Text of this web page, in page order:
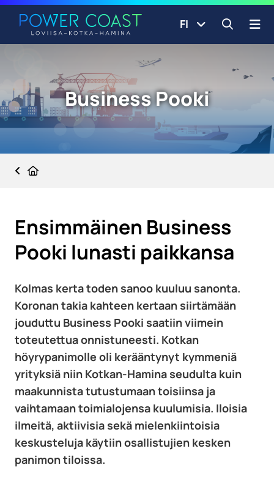
Siirry sisältöön
FI Avaa
Business Pooki
Ensimmäinen Business
Pooki lunasti paikkansa
Kolmas kerta toden sanoo kuuluu sanonta.
Koronan takia kahteen kertaan siirtämään
jouduttu Business Pooki saatiin viimein
toteutettua onnistuneesti. Kotkan
höyrypanimolle oli kerääntynyt kymmeniä
yrityksiä niin Kotkan-Hamina seudulta kuin
maakunnista tutustumaan toisiinsa ja
vaihtamaan toimialojensa kuulumisia. Iloisia
ilmeitä, aktiivisia sekä mielenkiintoisia
keskusteluja käytiin osallistujien kesken
panimon tiloissa.